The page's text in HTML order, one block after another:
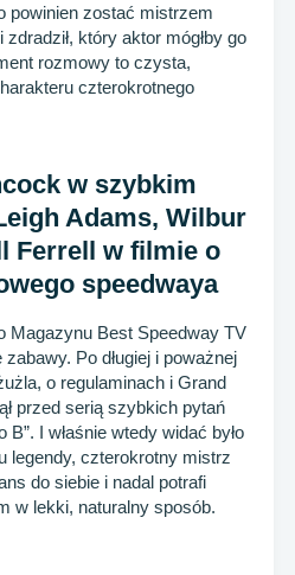
powinien zostać mistrzem
który aktor mógłby go
rozmowy to czysta,
czterokrotnego
w szybkim
Adams, Wilbur
Ferrell w filmie o
speedwaya
Magazynu Best Speedway TV
Po długiej i poważnej
o regulaminach i Grand
przed serią szybkich pytań
B”. I właśnie wtedy widać było
legendy, czterokrotny mistrz
do siebie i nadal potrafi
w lekki, naturalny sposób.